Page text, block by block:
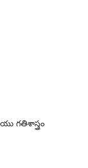
గతిశాస్త్రం